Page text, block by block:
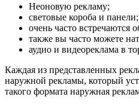
Неоновую рекламу;
световые короба и панели;
очень часто встречаются
также вы часто можете
аудио и видеореклама в
Каждая из представленных
наружной рекламы, который
такого формата наружная